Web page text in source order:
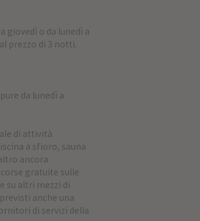
giovedì o da lunedì a
prezzo di 3 notti.
da lunedì a
di attività
a sfioro, sauna
ancora
corse gratuite sulle
su altri mezzi di
anche una
di servizi della